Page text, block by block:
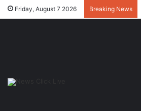
Friday, August 7 2026 Breaking News